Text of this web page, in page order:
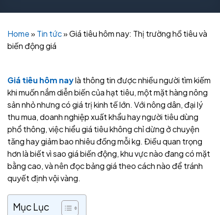
Home» Tin tức»Giá tiêu hôm nay: Thị trường hồ tiêu và
biến động giá
Giá tiêu hôm naylà thông tin được nhiều người tìm kiếm
khi muốn nắm diễn biến của hạt tiêu, một mặt hàng nông
sản nhỏ nhưng có giá trị kinh tế lớn. Với nông dân, đại lý
thu mua, doanh nghiệp xuất khẩu hay người tiêu dùng
phổ thông, việc hiểu giá tiêu không chỉ dừng ở chuyện
tăng hay giảm bao nhiêu đồng mỗi kg. Điều quan trọng
hơn là biết vì sao giá biến động, khu vực nào đang có mặt
bằng cao, và nên đọc bảng giá theo cách nào để tránh
quyết định vội vàng.
Mục Lục